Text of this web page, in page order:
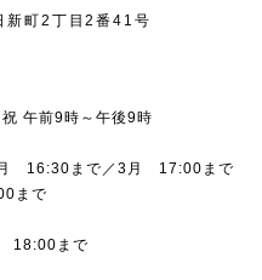
町2丁目2番41号
午前9時～午後9時
16:30まで／3月 17:00まで
まで
18:00まで